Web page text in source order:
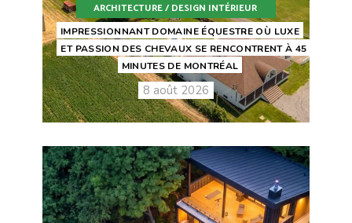
ARCHITECTURE / DESIGN INTÉRIEUR
IMPRESSIONNANT DOMAINE ÉQUESTRE OÙ LUXE
ET PASSION DES CHEVAUX SE RENCONTRENT À 45
MINUTES DE MONTRÉAL
8 août 2026